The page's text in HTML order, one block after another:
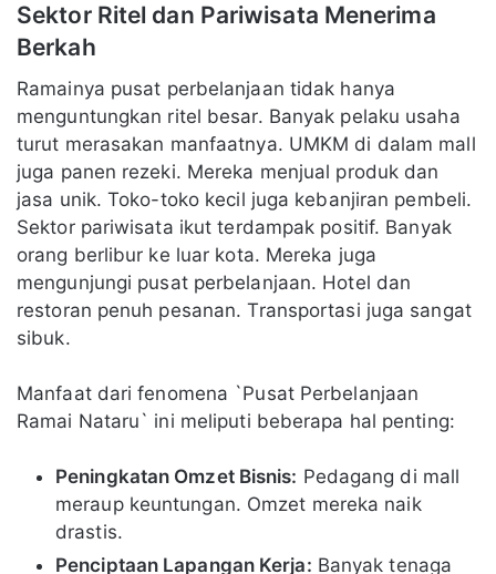
Sektor Ritel dan Pariwisata Menerima
Berkah
Ramainya pusat perbelanjaan tidak hanya
menguntungkan ritel besar. Banyak pelaku usaha
turut merasakan manfaatnya. UMKM di dalam mall
juga panen rezeki. Mereka menjual produk dan
jasa unik. Toko-toko kecil juga kebanjiran pembeli.
Sektor pariwisata ikut terdampak positif. Banyak
orang berlibur ke luar kota. Mereka juga
mengunjungi pusat perbelanjaan. Hotel dan
restoran penuh pesanan. Transportasi juga sangat
sibuk.
Manfaat dari fenomena `Pusat Perbelanjaan
Ramai Nataru` ini meliputi beberapa hal penting:
Peningkatan Omzet Bisnis: Pedagang di mall
meraup keuntungan. Omzet mereka naik
drastis.
Penciptaan Lapangan Kerja: Banyak tenaga